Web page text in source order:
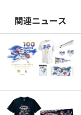
関連ニュース